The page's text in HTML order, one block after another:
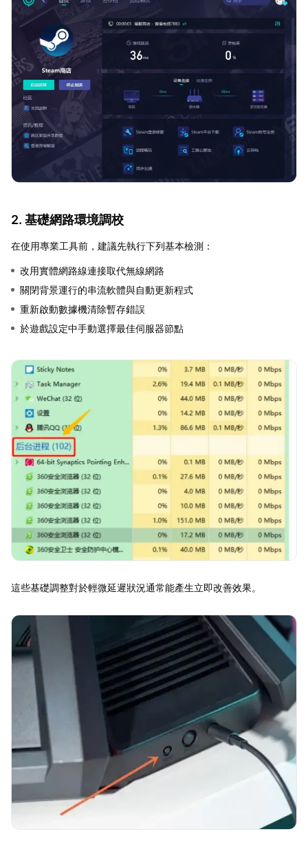
2. 基礎網路環境調校
在使用專業工具前，建議先執行下列基本檢測：
改用實體網路線連接取代無線網路
關閉背景運行的串流軟體與自動更新程式
重新啟動數據機清除暫存錯誤
於遊戲設定中手動選擇最佳伺服器節點
這些基礎調整對於輕微延遲狀況通常能產生立即改善效果。